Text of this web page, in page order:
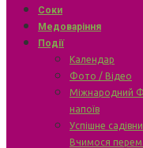
Соки
Медоваріння
Події
Календар
Фото / Відео
Міжнародний
напоїв
Успішне
Вчимося